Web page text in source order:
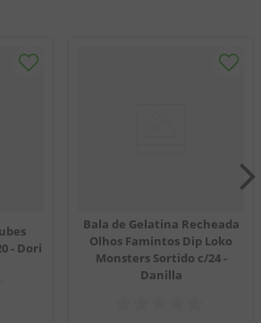
- Dori
Bala de Gelatina Recheada
Olhos Famintos Dip Loko
Monsters Sortido c/24 -
Danilla